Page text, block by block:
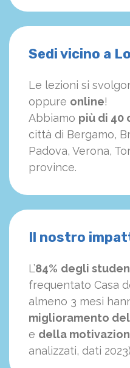
Sedi vicino a
Le lezioni si
oppure online!
Abbiamo più di 40
città di Bergamo,
Padova, Verona,
province.
Il nostro
L’84% degli
frequentato Casa
almeno 3 mesi
miglioramento
e della
analizzati, dati